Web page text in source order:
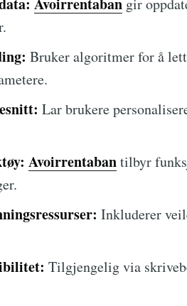
gir
Bruker algoritmer for å
Lar brukere
Avoirrentabantilbyr
Inkluderer
Tilgjengelig via